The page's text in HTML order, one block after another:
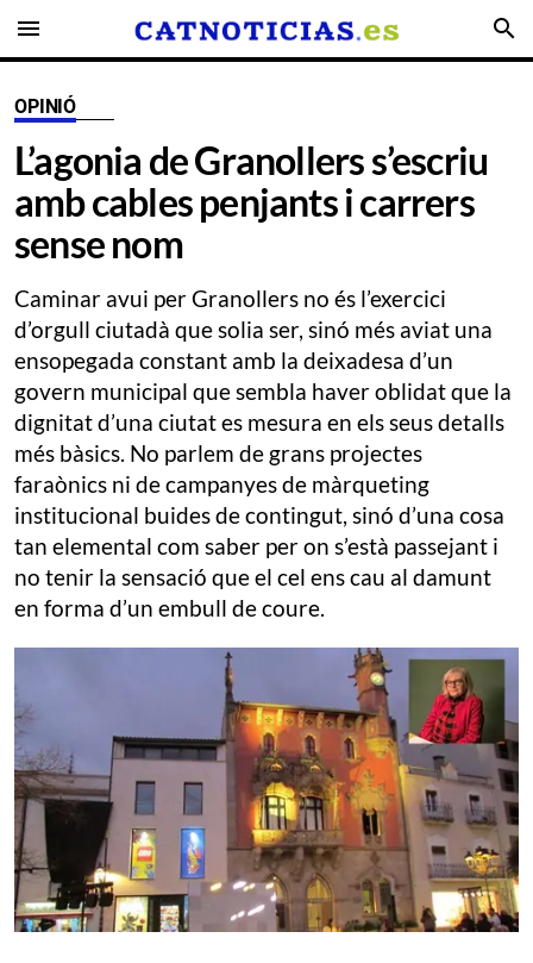
menu search
OPINIÓ
L’agonia de Granollers s’escriu
amb cables penjants i carrers
sense nom
Caminar avui per Granollers no és l’exercici
d’orgull ciutadà que solia ser, sinó més aviat una
ensopegada constant amb la deixadesa d’un
govern municipal que sembla haver oblidat que la
dignitat d’una ciutat es mesura en els seus detalls
més bàsics. No parlem de grans projectes
faraònics ni de campanyes de màrqueting
institucional buides de contingut, sinó d’una cosa
tan elemental com saber per on s’està passejant i
no tenir la sensació que el cel ens cau al damunt
en forma d’un embull de coure.